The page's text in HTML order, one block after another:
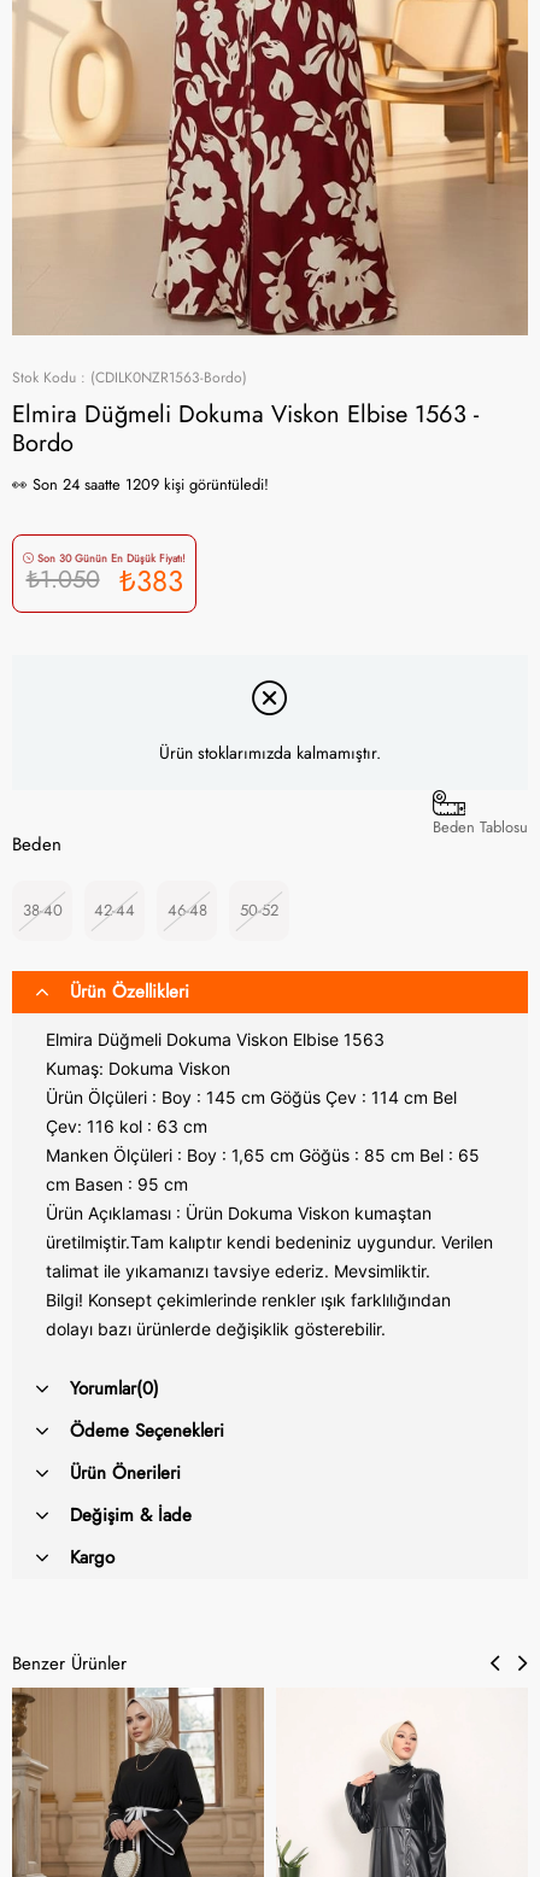
Stok Kodu (CDILK0NZR1563-Bordo)
Elmira Düğmeli Dokuma Viskon Elbise 1563 -
Bordo
👀 Son 24 saatte 1209 kişi görüntüledi!
Son 30 Günün En Düşük Fiyatı!
₺1.050 ₺383
Ürün stoklarımızda kalmamıştır.
Beden Tablosu
Beden
38-40 42-44 46-48 50-52
Ürün Özellikleri
Elmira Düğmeli Dokuma Viskon Elbise 1563
Kumaş: Dokuma Viskon
Ürün Ölçüleri : Boy : 145 cm Göğüs Çev : 114 cm Bel
Çev: 116 kol : 63 cm
Manken Ölçüleri : Boy : 1,65 cm Göğüs : 85 cm Bel : 65
cm Basen : 95 cm
Ürün Açıklaması : Ürün Dokuma Viskon kumaştan
üretilmiştir.Tam kalıptır kendi bedeniniz uygundur. Verilen
talimat ile yıkamanızı tavsiye ederiz. Mevsimliktir.
Bilgi! Konsept çekimlerinde renkler ışık farklılığından
dolayı bazı ürünlerde değişiklik gösterebilir.
Yorumlar(0)
Ödeme Seçenekleri
Ürün Önerileri
Değişim & İade
Kargo
Benzer Ürünler